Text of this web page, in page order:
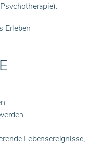
Erleben
Lebensereignisse,